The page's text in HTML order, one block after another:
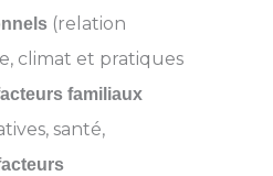
(relation
climat et pratiques
familiaux
santé,